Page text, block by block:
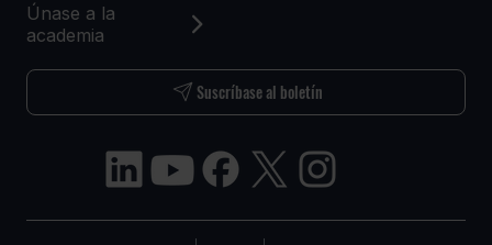
Únase a la
academia
Suscríbase al boletín